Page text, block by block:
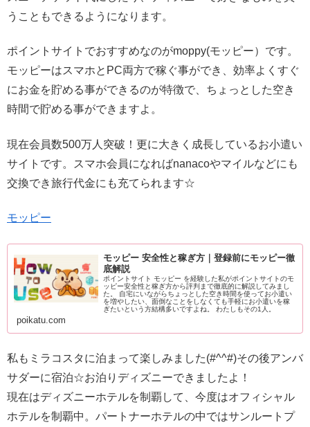
うこともできるようになります。
ポイントサイトでおすすめなのがmoppy(モッピー）です。
モッピーはスマホとPC両方で稼ぐ事ができ、効率よくすぐ
にお金を貯める事ができるのが特徴で、ちょっとした空き
時間で貯める事ができますよ。
現在会員数500万人突破！更に大きく成長しているお小遣い
サイトです。スマホ会員になればnanacoやマイルなどにも
交換でき旅行代金にも充てられます☆
モッピー
モッピー 安全性と稼ぎ方｜登録前にモッピー徹
底解説
ポイントサイト モッピー を経験した私がポイントサイトのモ
ッピー安全性と稼ぎ方から評判まで徹底的に解説してみまし
た。 自宅にいながらちょっとした空き時間を使ってお小遣い
を増やしたい、面倒なことをしなくても手軽にお小遣いを稼
ぎたいという方結構多いですよね。 わたしもその1人。
poikatu.com
私もミラコスタに泊まって楽しみました(#^^#)その後アンバ
サダーに宿泊☆お泊りディズニーできましたよ！
現在はディズニーホテルを制覇して、今度はオフィシャル
ホテルを制覇中。パートナーホテルの中ではサンルートプ